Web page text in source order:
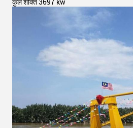
कुल शक्ति 3697 kw